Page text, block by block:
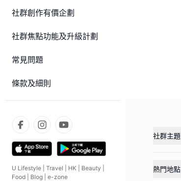
社群創作有價企劃
社群焦點功能及升級計劃
常見問題
條款及細則
U Lifestyle Travel HK Beauty
Food
Blog e-zone
社群主題
熱門地點